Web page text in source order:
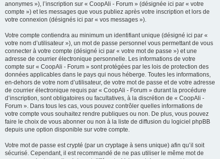
anonymes »), l’inscription sur « CoopAli - Forum » (désignée ici par « votre
compte ») et les messages que vous publiez après votre inscription et lors de
votre connexion (désignés ici par « vos messages »).
Votre compte contiendra au minimum un identifiant unique (désigné ici par «
votre nom d’utilisateur »), un mot de passe personnel vous permettant de vous
connecter à votre compte (désigné ici par « votre mot de passe ») et une
adresse de courrier électronique personnelle. Les informations de votre
compte sur « CoopAli - Forum » sont protégées par les lois de protection des
données applicables dans le pays qui nous héberge. Toutes les informations,
en-dehors de votre nom d’utilisateur, de votre mot de passe et de votre adresse
de courrier électronique requis par « CoopAli - Forum » durant la procédure
d’inscription, sont obligatoires ou facultatives, à la discrétion de « CoopAli -
Forum ». Dans tous les cas, vous pouvez contrôler quelles informations de
votre compte vous souhaitez rendre publiques ou non. De plus, vous pouvez
faire le choix de vous abonner ou non à la liste de diffusion du logiciel phpBB
depuis une option disponible sur votre compte.
Votre mot de passe est crypté (par un cryptage à sens unique) afin qu’il soit
sécurisé. Cependant, il est recommandé de ne pas utiliser le même mot de